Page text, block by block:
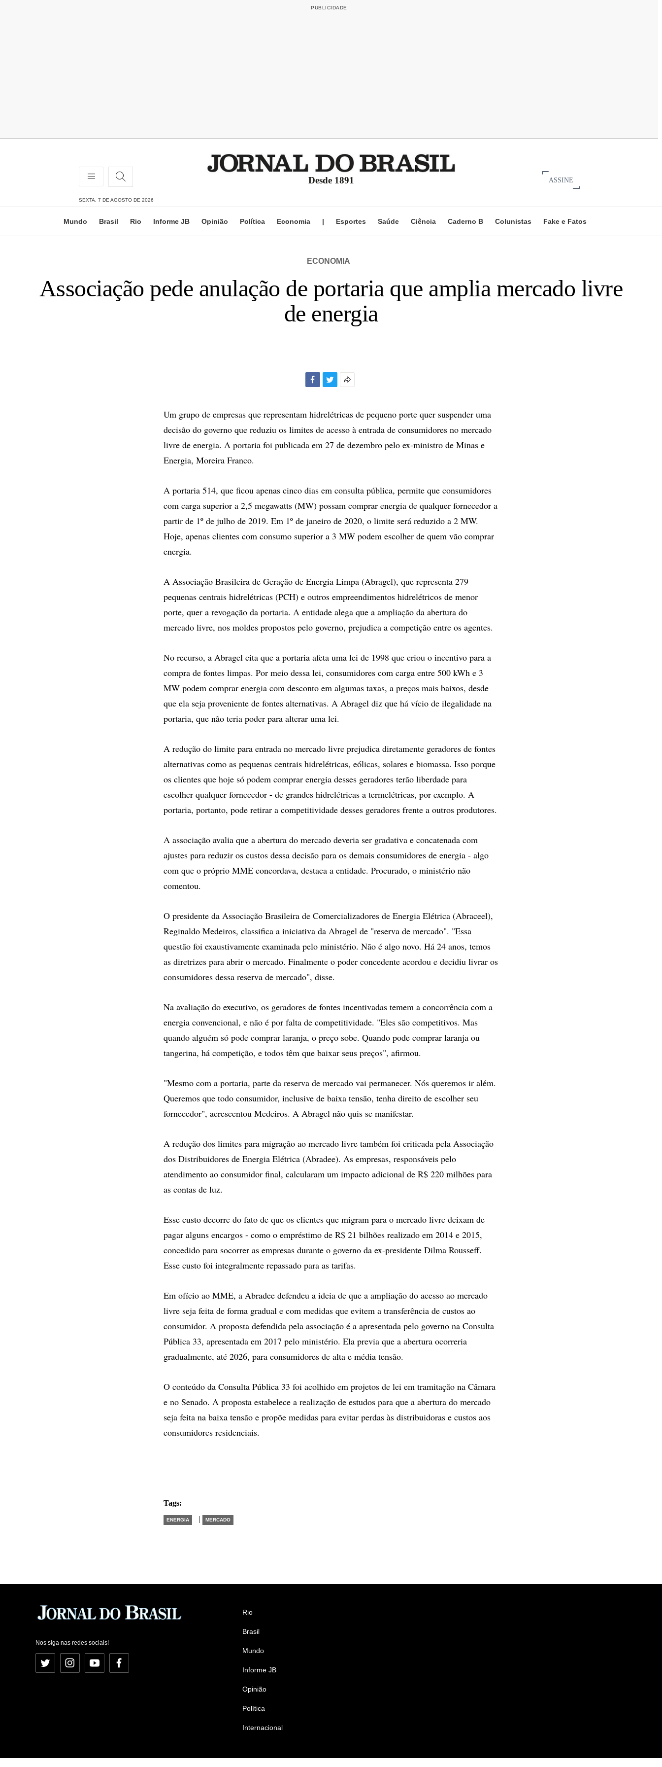
Desde 1891 ASSINE
SEXTA, 7 DE AGOSTO DE 2026
Mundo Brasil Rio Informe JB Opinião Política Economia | Esportes Saúde Ciência Caderno B Colunistas Fake e Fatos
ECONOMIA
Associação pede anulação de portaria que amplia mercado livre
de energia
compartilhamento
Um grupo de empresas que representam hidrelétricas de pequeno porte quer suspender uma
decisão do governo que reduziu os limites de acesso à entrada de consumidores no mercado
livre de energia. A portaria foi publicada em 27 de dezembro pelo ex-ministro de Minas e
Energia, Moreira Franco.
A portaria 514, que ficou apenas cinco dias em consulta pública, permite que consumidores
com carga superior a 2,5 megawatts (MW) possam comprar energia de qualquer fornecedor a
partir de 1º de julho de 2019. Em 1º de janeiro de 2020, o limite será reduzido a 2 MW.
Hoje, apenas clientes com consumo superior a 3 MW podem escolher de quem vão comprar
energia.
A Associação Brasileira de Geração de Energia Limpa (Abragel), que representa 279
pequenas centrais hidrelétricas (PCH) e outros empreendimentos hidrelétricos de menor
porte, quer a revogação da portaria. A entidade alega que a ampliação da abertura do
mercado livre, nos moldes propostos pelo governo, prejudica a competição entre os agentes.
No recurso, a Abragel cita que a portaria afeta uma lei de 1998 que criou o incentivo para a
compra de fontes limpas. Por meio dessa lei, consumidores com carga entre 500 kWh e 3
MW podem comprar energia com desconto em algumas taxas, a preços mais baixos, desde
que ela seja proveniente de fontes alternativas. A Abragel diz que há vício de ilegalidade na
portaria, que não teria poder para alterar uma lei.
A redução do limite para entrada no mercado livre prejudica diretamente geradores de fontes
alternativas como as pequenas centrais hidrelétricas, eólicas, solares e biomassa. Isso porque
os clientes que hoje só podem comprar energia desses geradores terão liberdade para
escolher qualquer fornecedor - de grandes hidrelétricas a termelétricas, por exemplo. A
portaria, portanto, pode retirar a competitividade desses geradores frente a outros produtores.
A associação avalia que a abertura do mercado deveria ser gradativa e concatenada com
ajustes para reduzir os custos dessa decisão para os demais consumidores de energia - algo
com que o próprio MME concordava, destaca a entidade. Procurado, o ministério não
comentou.
O presidente da Associação Brasileira de Comercializadores de Energia Elétrica (Abraceel),
Reginaldo Medeiros, classifica a iniciativa da Abragel de "reserva de mercado". "Essa
questão foi exaustivamente examinada pelo ministério. Não é algo novo. Há 24 anos, temos
as diretrizes para abrir o mercado. Finalmente o poder concedente acordou e decidiu livrar os
consumidores dessa reserva de mercado", disse.
Na avaliação do executivo, os geradores de fontes incentivadas temem a concorrência com a
energia convencional, e não é por falta de competitividade. "Eles são competitivos. Mas
quando alguém só pode comprar laranja, o preço sobe. Quando pode comprar laranja ou
tangerina, há competição, e todos têm que baixar seus preços", afirmou.
"Mesmo com a portaria, parte da reserva de mercado vai permanecer. Nós queremos ir além.
Queremos que todo consumidor, inclusive de baixa tensão, tenha direito de escolher seu
fornecedor", acrescentou Medeiros. A Abragel não quis se manifestar.
A redução dos limites para migração ao mercado livre também foi criticada pela Associação
dos Distribuidores de Energia Elétrica (Abradee). As empresas, responsáveis pelo
atendimento ao consumidor final, calcularam um impacto adicional de R$ 220 milhões para
as contas de luz.
Esse custo decorre do fato de que os clientes que migram para o mercado livre deixam de
pagar alguns encargos - como o empréstimo de R$ 21 bilhões realizado em 2014 e 2015,
concedido para socorrer as empresas durante o governo da ex-presidente Dilma Rousseff.
Esse custo foi integralmente repassado para as tarifas.
Em ofício ao MME, a Abradee defendeu a ideia de que a ampliação do acesso ao mercado
livre seja feita de forma gradual e com medidas que evitem a transferência de custos ao
consumidor. A proposta defendida pela associação é a apresentada pelo governo na Consulta
Pública 33, apresentada em 2017 pelo ministério. Ela previa que a abertura ocorreria
gradualmente, até 2026, para consumidores de alta e média tensão.
O conteúdo da Consulta Pública 33 foi acolhido em projetos de lei em tramitação na Câmara
e no Senado. A proposta estabelece a realização de estudos para que a abertura do mercado
seja feita na baixa tensão e propõe medidas para evitar perdas às distribuidoras e custos aos
consumidores residenciais.
Tags:
ENERGIA | MERCADO
Nos siga nas redes sociais!
Twitter InstagramYouTubeFacebook
Rio
Brasil
Mundo
Informe JB
Opinião
Política
Internacional